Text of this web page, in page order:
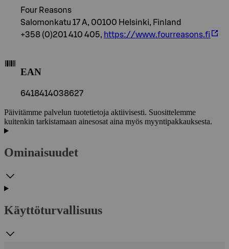
Four Reasons
Salomonkatu 17 A, 00100 Helsinki, Finland
+358 (0)201 410 405, https://www.fourreasons.fi
EAN
6418414038627
Päivitämme palvelun tuotetietoja aktiivisesti. Suosittelemme
kuitenkin tarkistamaan ainesosat aina myös myyntipakkauksesta.
Ominaisuudet
Käyttöturvallisuus